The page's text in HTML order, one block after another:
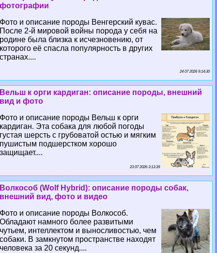
фотографии
Фото и описание породы Венгерский кувас.
После 2-й мировой войны порода у себя на
родине была близка к исчезновению, от
которого её спасла популярность в других
странах....
24 07 2026 9:14:30
Вельш к opги кардиган: описание породы, внешний
вид и фото
Фото и описание породы Вельш к opги
кардиган. Эта собака для любой погоды
густая шерсть с грубоватой остью и мягким
пушистым подшерстком хорошо
защищает....
23 07 2026 3:13:39
Волкособ (Wolf Hybrid): описание породы собак,
внешний вид, фото и видео
Фото и описание породы Волкособ.
Обладают намного более развитыми
чутьем, интеллектом и выносливостью, чем
собаки. В замкнутом прострaнcтве находят
человека за 20 секунд....